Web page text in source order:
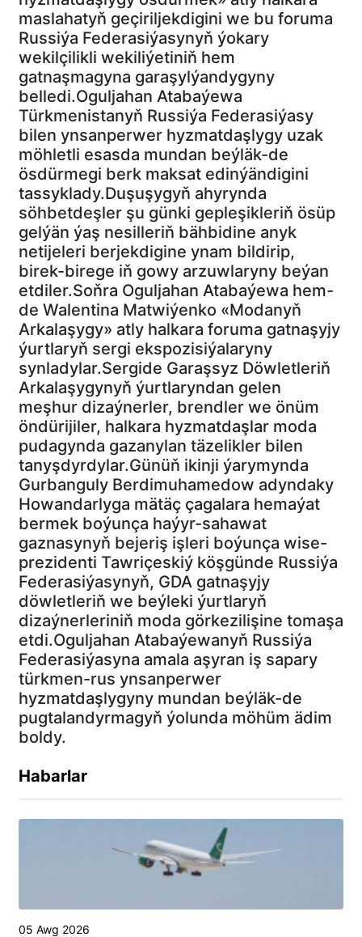
Habarlar
05 Awg 2026